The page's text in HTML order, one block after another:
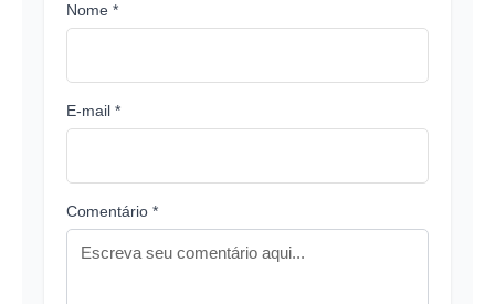
Nome *
E-mail *
Comentário *